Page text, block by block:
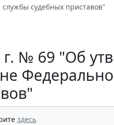
судебных приставов"
№ 69 "Об
здесь